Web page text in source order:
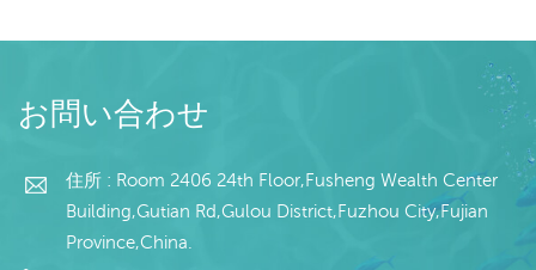
売モデル：卸売/輸出 min .
払い：TT/С確認された取
消不能のLCを一目で 発
起源：中国 ブランド：fu
wang hang
お問い合わせ
住所 : Room 2406 24th Floor,Fusheng Wealth Center
Building,Gutian Rd,Gulou District,Fuzhou City,Fujian
Province,China.